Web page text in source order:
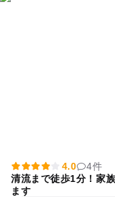
4.0
4件
清流まで徒歩1分！家
ます